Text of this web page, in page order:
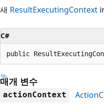
새 ResultExecutingContext
C#
public
매개 변수
actionContext